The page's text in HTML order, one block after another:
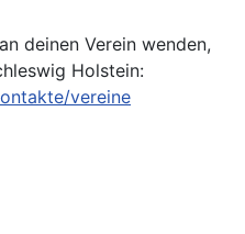
deinen Verein wenden,
Holstein:
vereine